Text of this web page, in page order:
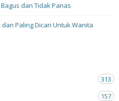
dan Tidak Panas
Paling Dicari Untuk Wanita
313
157